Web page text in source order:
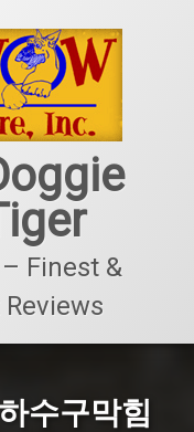
Finest &
수구막힘